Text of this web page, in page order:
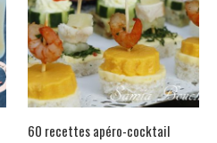
60 recettes apéro-cocktail